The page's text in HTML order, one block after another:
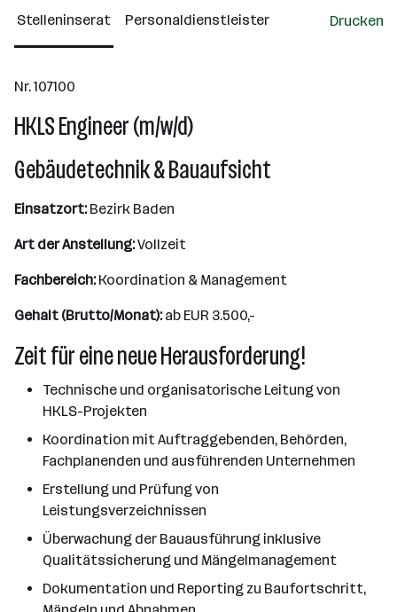
Über das Unternehmen
Wien Vösendorf
Stelleninserat Personaldienstleister Drucken
Nr. 107100
HKLS Engineer (m/w/d)
Gebäudetechnik & Bauaufsicht
Einsatzort:Bezirk Baden
Art der Anstellung:Vollzeit
Fachbereich:Koordination & Management
Gehalt (Brutto/Monat):ab EUR 3.500,-
Zeit für eine neue Herausforderung!
Technische und organisatorische Leitung von
HKLS-Projekten
Koordination mit Auftraggebenden, Behörden,
Fachplanenden und ausführenden Unternehmen
Erstellung und Prüfung von
Leistungsverzeichnissen
Überwachung der Bauausführung inklusive
Qualitätssicherung und Mängelmanagement
Dokumentation und Reporting zu Baufortschritt,